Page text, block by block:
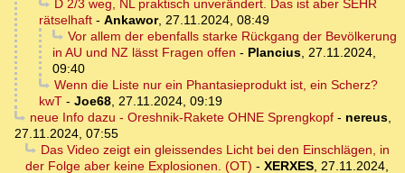
D 2/3 weg, NL praktisch unverändert. Das ist aber SEHR
rätselhaft - Ankawor, 27.11.2024, 08:49
Vor allem der ebenfalls starke Rückgang der Bevölkerung
in AU und NZ lässt Fragen offen - Plancius, 27.11.2024,
09:40
Wenn die Liste nur ein Phantasieprodukt ist, ein Scherz?
kwT - Joe68, 27.11.2024, 09:19
neue Info dazu - Oreshnik-Rakete OHNE Sprengkopf- nereus,
27.11.2024, 07:55
Das Video zeigt ein gleissendes Licht bei den Einschlägen, in
der Folge aber keine Explosionen. (OT) - XERXES, 27.11.2024,